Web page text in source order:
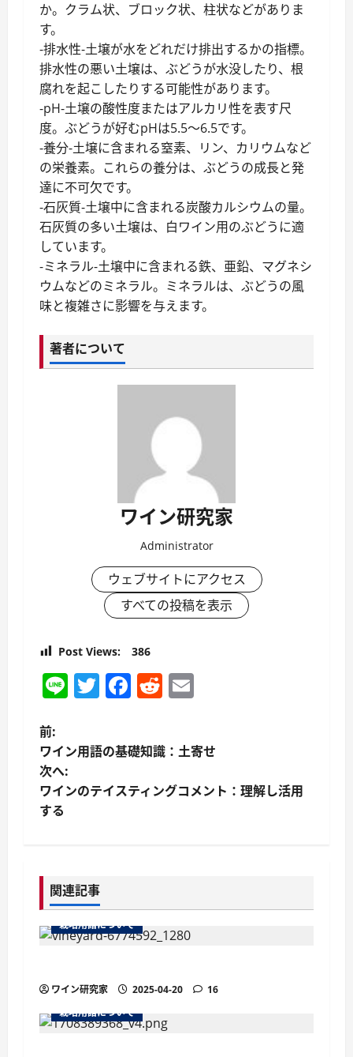
か。クラム状、ブロック状、柱状などがありま
す。
-排水性-土壌が水をどれだけ排出するかの指標。
排水性の悪い土壌は、ぶどうが水没したり、根
腐れを起こしたりする可能性があります。
-pH-土壌の酸性度またはアルカリ性を表す尺
度。ぶどうが好むpHは5.5〜6.5です。
-養分-土壌に含まれる窒素、リン、カリウムなど
の栄養素。これらの養分は、ぶどうの成長と発
達に不可欠です。
-石灰質-土壌中に含まれる炭酸カルシウムの量。
石灰質の多い土壌は、白ワイン用のぶどうに適
しています。
-ミネラル-土壌中に含まれる鉄、亜鉛、マグネシ
ウムなどのミネラル。ミネラルは、ぶどうの風
味と複雑さに影響を与えます。
著者について
ワイン研究家
Administrator
ウェブサイトにアクセス
すべての投稿を表示
Post Views: 386
LineTwitter
Facebook
Reddit
投
稿
ナ
ゲ
ー
シ
ン
前:
ワイン用語の基礎知識：土寄せ
次へ:
ワインのテイスティングコメント：理解し活用
する
関連記事
栽培用語について
ワイン研究家 2025-04-20
16
栽培用語について